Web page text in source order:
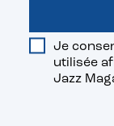
Je
utilisée
Jazz